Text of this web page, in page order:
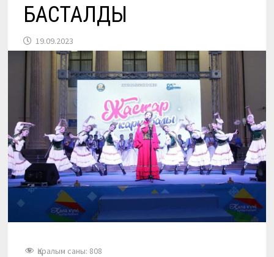
БАСТАЛДЫ
19.09.2023
Қаралым саны: 808